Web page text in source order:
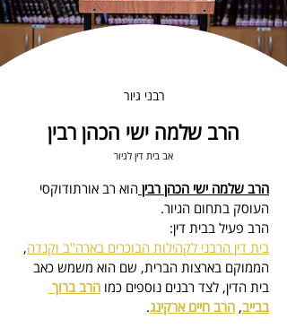
רבני גיור
הרב שלמה ישי הכהן רבין
אב בית דין לגיור
הרב שלמה ישי הכהן רבין הוא רב אורתודוקסי
העוסק בתחום הגיור.
הרב פעיל בבית דין:
בית דין הרבני לקהילות הבוכרים בארה"ב וקנדה,
הממוקם בארצות הברית, שם הוא משמש כאב
בית הדין, לצד רבנים נוספים כמו הרב ברוך
בבייב, הרב חיים ארקינג.